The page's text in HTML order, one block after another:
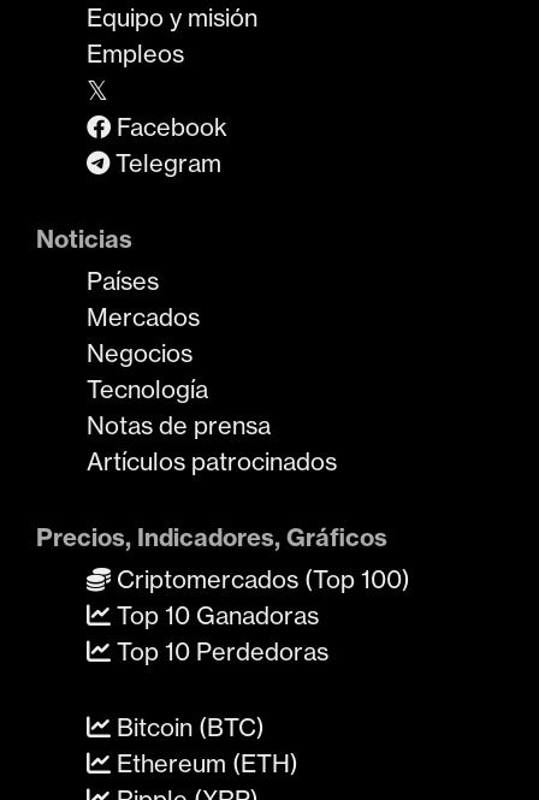
Equipo y misión
Empleos
𝕏
Facebook
Telegram
Noticias
Países
Mercados
Negocios
Tecnología
Notas de prensa
Artículos patrocinados
Precios, Indicadores, Gráficos
Criptomercados (Top 100)
Top 10 Ganadoras
Top 10 Perdedoras
Bitcoin (BTC)
Ethereum (ETH)